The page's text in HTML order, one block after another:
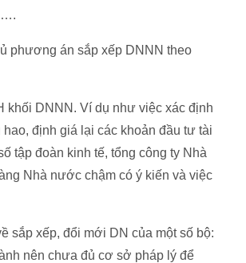
phương án sắp xếp DNNN theo
khối DNNN. Ví dụ như việc xác định
định giá lại các khoản đầu tư tài
tập đoàn kinh tế, tổng công ty Nhà
Nhà nước chậm có ý kiến và việc
sắp xếp, đổi mới DN của một số bộ:
nên chưa đủ cơ sở pháp lý để